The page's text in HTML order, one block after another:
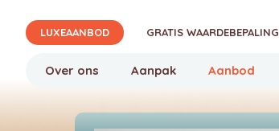
Verjon
LUXEAANBOD GRATIS WAARDEBEPALING
Over ons Aanpak Aanbod